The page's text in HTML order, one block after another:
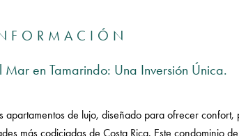
Mar en Tamarindo: Una Inversión Única.
apartamentos de lujo, diseñado para ofrecer confort,
más codiciadas de Costa Rica. Este condominio